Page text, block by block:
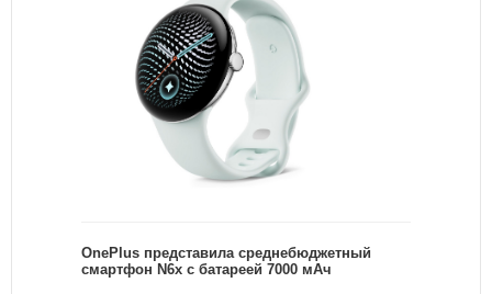
OnePlus представила среднебюджетный
смартфон N6x с батареей 7000 мАч